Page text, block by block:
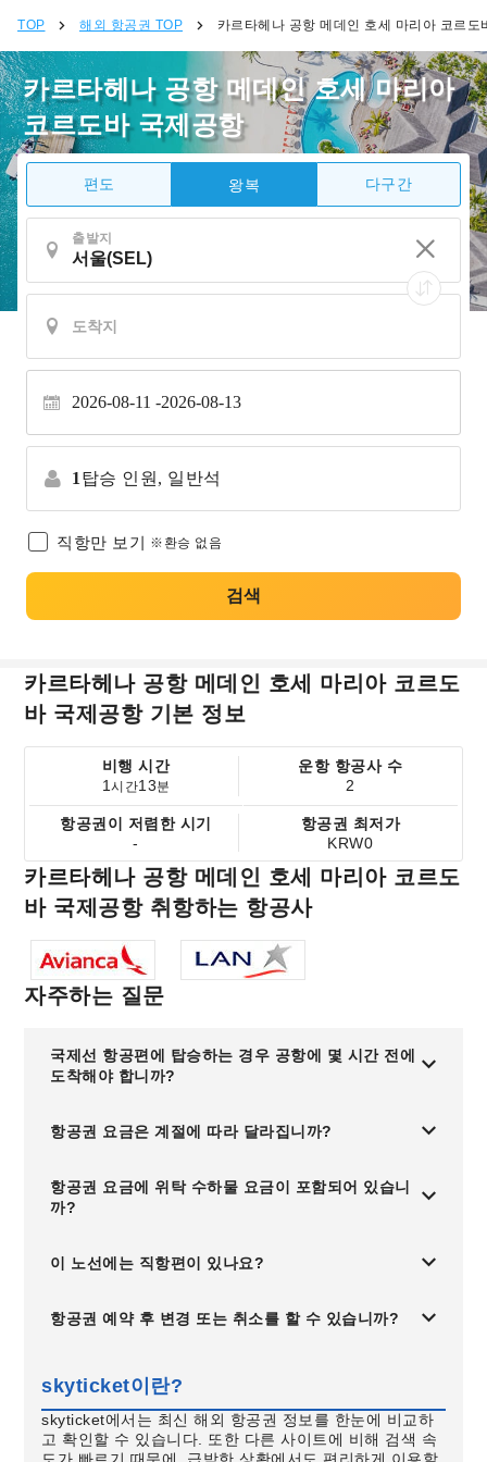
TOP 해외 항공권 TOP 카르타헤나 공항 메데인 호세 마리아 코르도
카르타헤나 공항 메데인 호세 마리아
코르도바 국제공항
편도 왕복 다구간
출발지
2026-08-11 2026-08-13
1 탑승 인원, 일반석
직항만 보기 ※환승 없음
검색
카르타헤나 공항 메데인 호세 마리아 코르도
바 국제공항 기본 정보
비행 시간
1시간13분
운항 항공사 수
2
항공권이 저렴한 시기
-
항공권 최저가
KRW0
카르타헤나 공항 메데인 호세 마리아 코르도
바 국제공항 취항하는 항공사
자주하는 질문
국제선 항공편에 탑승하는 경우 공항에 몇 시간 전에
도착해야 합니까?
항공권 요금은 계절에 따라 달라집니까?
항공권 요금에 위탁 수하물 요금이 포함되어 있습니
까?
이 노선에는 직항편이 있나요?
항공권 예약 후 변경 또는 취소를 할 수 있습니까?
skyticket이란?
skyticket에서는 최신 해외 항공권 정보를 한눈에 비교하
고 확인할 수 있습니다. 또한 다른 사이트에 비해 검색 속